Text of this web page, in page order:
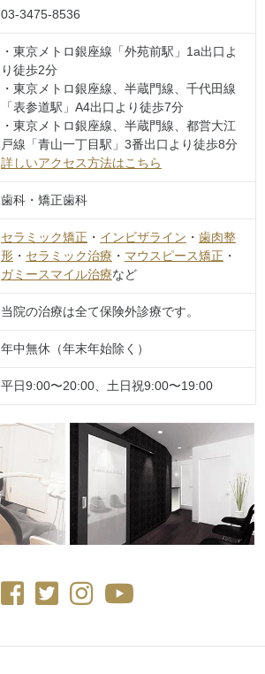
03-3475-8536
・東京メトロ銀座線「外苑前駅」1a出口よ
り徒歩2分
・東京メトロ銀座線、半蔵門線、千代田線
「表参道駅」A4出口より徒歩7分
・東京メトロ銀座線、半蔵門線、都営大江
戸線「青山一丁目駅」3番出口より徒歩8分
詳しいアクセス方法はこちら
歯科・矯正歯科
セラミック矯正 ・ インビザライン ・ 歯肉整
形 ・ セラミック治療 ・ マウスピース矯正 ・
ガミースマイル治療など
当院の治療は全て保険外診療です。
年中無休（年末年始除く）
平日9:00〜20:00、土日祝9:00〜19:00